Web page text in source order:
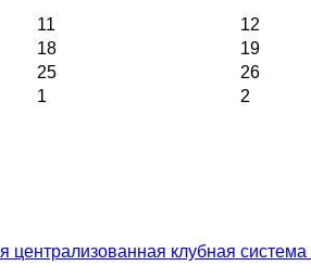
11
12
18
19
25
26
1 2
централизованная клубная